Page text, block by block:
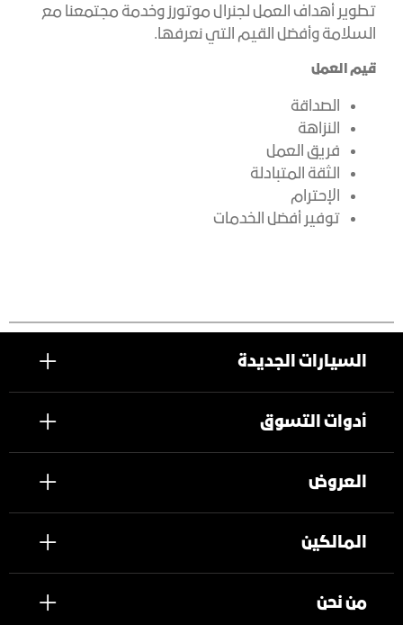
تطوير أهداف العمل لجنرال موتورز وخدمة مجتمعنا مع
السلامة وأفضل القيم التي نعرفها.
قيم العمل
الصداقة
النزاهة
فريق العمل
الثقة المتبادلة
الإحترام
توفير أفضل الخدمات
السيارات الجديدة
أدوات التسوق
العروض
المالكين
من نحن